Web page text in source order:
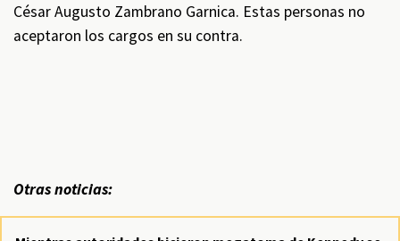
César Augusto Zambrano Garnica. Estas personas no
aceptaron los cargos en su contra.
Otras noticias: